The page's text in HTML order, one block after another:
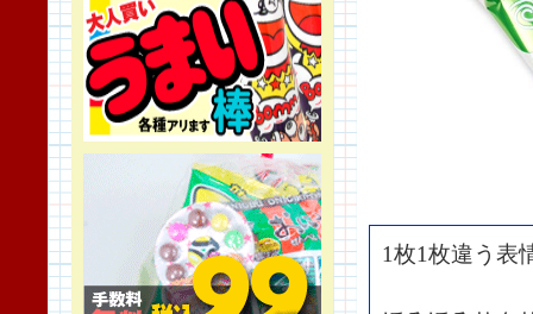
1枚1枚違う表